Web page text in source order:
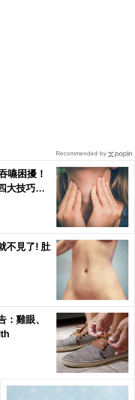
嚥困擾！
大技巧肌
不見了! 肚
：雞眼、
Recommended by